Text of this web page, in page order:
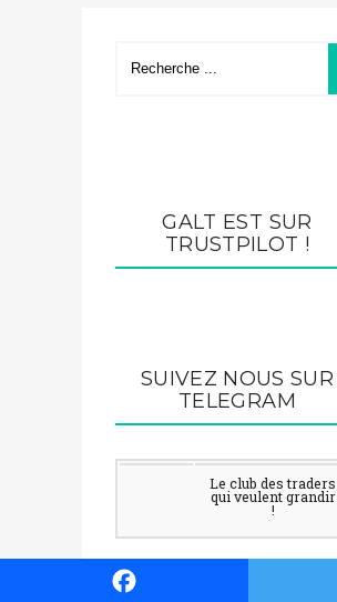
GALT EST SUR
TRUSTPILOT !
SUIVEZ NOUS SUR
TELEGRAM
Le club des traders
qui veulent grandir
!
ARTICLES RÉCENTS